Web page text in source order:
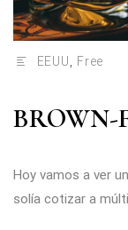
EEUU Free
BROWN-
Hoy vamos a ver
solía cotizar a